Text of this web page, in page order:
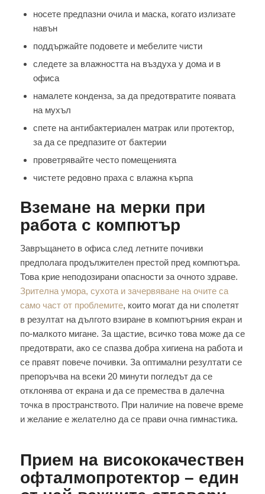
носете предпазни очила и маска, когато излизате
навън
поддържайте подовете и мебелите чисти
следете за влажността на въздуха у дома и в
офиса
намалете конденза, за да предотвратите появата
на мухъл
спете на антибактериален матрак или протектор,
за да се предпазите от бактерии
проветрявайте често помещенията
чистете редовно праха с влажна кърпа
Вземане на мерки при
работа с компютър
Завръщането в офиса след летните почивки
предполага продължителен престой пред компютъра.
Това крие неподозирани опасности за очното здраве.
Зрителна умора, сухота и зачервяване на очите са
само част от проблемите, които могат да ни сполетят
в резултат на дългото взиране в компютърния екран и
по-малкото мигане. За щастие, всичко това може да се
предотврати, ако се спазва добра хигиена на работа и
се правят повече почивки. За оптимални резултати се
препоръчва на всеки 20 минути погледът да се
отклонява от екрана и да се премества в далечна
точка в пространството. При наличие на повече време
и желание е желателно да се прави очна гимнастика.
Прием на висококачествен
офталмопротектор – един